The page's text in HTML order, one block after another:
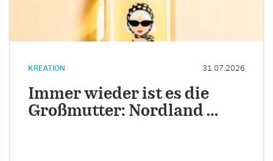
KREATION 31.07.2026
Immer wieder ist es die
Großmutter: Nordland …